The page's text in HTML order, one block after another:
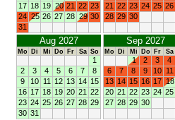
17 18 19 20 21 22 23
24 25 26 27 28 29 30
31
21 22 23 24 25 26
28 29 30
Aug 2027
Mo Di Mi Do Fr Sa So
1
2
3 4 5 6 7
8
9
10 11 12 13 14 15
16 17 18 19 20 21 22
23 24 25 26 27 28 29
30 31
Sep 2027
Mo Di Mi Do Fr Sa
1 2 3 4
6
7 8 9 10 11
13 14 15 16 17 18
20 21 22 23 24 25
27 28 29 30